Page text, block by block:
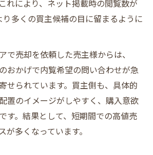
れにより、ネット掲載時の閲覧数が
多くの買主候補の目に留まるように
で売却を依頼した売主様からは、
おかげで内覧希望の問い合わせが急
せられています。買主側も、具体的
置のイメージがしやすく、購入意欲
す。結果として、短期間での高値売
多くなっています。